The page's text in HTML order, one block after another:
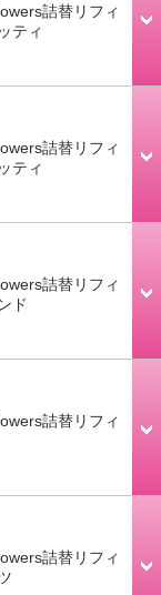
詰替リフィ
ティ
詰替リフィ
ティ
詰替リフィ
ド
詰替リフィ
詰替リフィ